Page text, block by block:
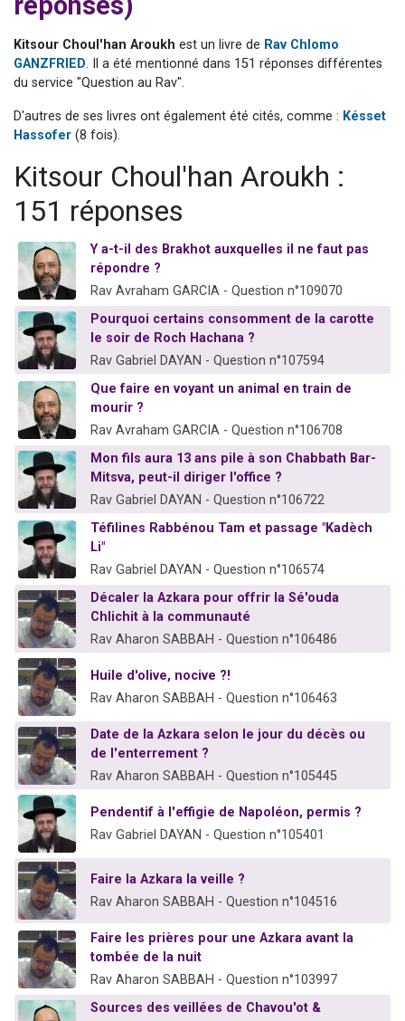
3 personnes viennent de faire un don pour 5 jours de vacances aux Orphelins
Odaya vient de donner son Maasser
3 personnes viennent de nous rejoindre sur WhatsApp
Kitsour Choul'han Aroukh est un livre de Rav Chlomo
GANZFRIED. Il a été mentionné dans 151 réponses différentes
du service "Question au Rav".
D'autres de ses livres ont également été cités, comme : Késset
Hassofer (8 fois).
Kitsour Choul'han Aroukh :
151 réponses
Y a-t-il des Brakhot auxquelles il ne faut pas
répondre ?
Rav Avraham GARCIA - Question n°109070
Pourquoi certains consomment de la carotte
le soir de Roch Hachana ?
Rav Gabriel DAYAN - Question n°107594
Que faire en voyant un animal en train de
mourir ?
Rav Avraham GARCIA - Question n°106708
Mon fils aura 13 ans pile à son Chabbath Bar-
Mitsva, peut-il diriger l'office ?
Rav Gabriel DAYAN - Question n°106722
Téfilines Rabbénou Tam et passage "Kadèch
Li"
Rav Gabriel DAYAN - Question n°106574
Décaler la Azkara pour offrir la Sé'ouda
Chlichit à la communauté
Rav Aharon SABBAH - Question n°106486
Huile d'olive, nocive ?!
Rav Aharon SABBAH - Question n°106463
Date de la Azkara selon le jour du décès ou
de l'enterrement ?
Rav Aharon SABBAH - Question n°105445
Pendentif à l'effigie de Napoléon, permis ?
Rav Gabriel DAYAN - Question n°105401
Faire la Azkara la veille ?
Rav Aharon SABBAH - Question n°104516
Faire les prières pour une Azkara avant la
tombée de la nuit
Rav Aharon SABBAH - Question n°103997
Sources des veillées de Chavou'ot &